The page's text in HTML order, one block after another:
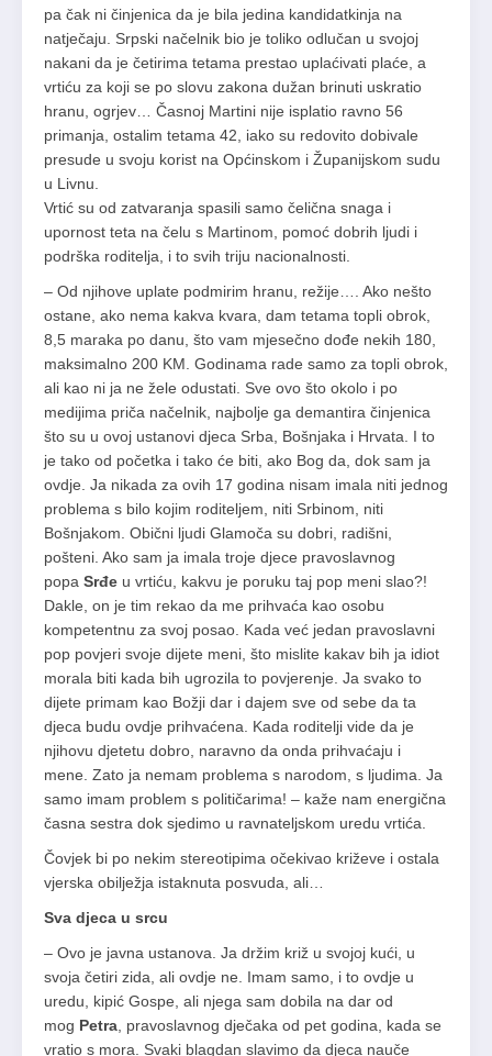
pa čak ni činjenica da je bila jedina kandidatkinja na
natječaju. Srpski načelnik bio je toliko odlučan u svojoj
nakani da je četirima tetama prestao uplaćivati plaće, a
vrtiću za koji se po slovu zakona dužan brinuti uskratio
hranu, ogrjev… Časnoj Martini nije isplatio ravno 56
primanja, ostalim tetama 42, iako su redovito dobivale
presude u svoju korist na Općinskom i Županijskom sudu
u Livnu.
Vrtić su od zatvaranja spasili samo čelična snaga i
upornost teta na čelu s Martinom, pomoć dobrih ljudi i
podrška roditelja, i to svih triju nacionalnosti.
– Od njihove uplate podmirim hranu, režije…. Ako nešto
ostane, ako nema kakva kvara, dam tetama topli obrok,
8,5 maraka po danu, što vam mjesečno dođe nekih 180,
maksimalno 200 KM. Godinama rade samo za topli obrok,
ali kao ni ja ne žele odustati. Sve ovo što okolo i po
medijima priča načelnik, najbolje ga demantira činjenica
što su u ovoj ustanovi djeca Srba, Bošnjaka i Hrvata. I to
je tako od početka i tako će biti, ako Bog da, dok sam ja
ovdje. Ja nikada za ovih 17 godina nisam imala niti jednog
problema s bilo kojim roditeljem, niti Srbinom, niti
Bošnjakom. Obični ljudi Glamoča su dobri, radišni,
pošteni. Ako sam ja imala troje djece pravoslavnog
popa Srđe u vrtiću, kakvu je poruku taj pop meni slao?!
Dakle, on je tim rekao da me prihvaća kao osobu
kompetentnu za svoj posao. Kada već jedan pravoslavni
pop povjeri svoje dijete meni, što mislite kakav bih ja idiot
morala biti kada bih ugrozila to povjerenje. Ja svako to
dijete primam kao Božji dar i dajem sve od sebe da ta
djeca budu ovdje prihvaćena. Kada roditelji vide da je
njihovu djetetu dobro, naravno da onda prihvaćaju i
mene. Zato ja nemam problema s narodom, s ljudima. Ja
samo imam problem s političarima! – kaže nam energična
časna sestra dok sjedimo u ravnateljskom uredu vrtića.
Čovjek bi po nekim stereotipima očekivao križeve i ostala
vjerska obilježja istaknuta posvuda, ali…
Sva djeca u srcu
– Ovo je javna ustanova. Ja držim križ u svojoj kući, u
svoja četiri zida, ali ovdje ne. Imam samo, i to ovdje u
uredu, kipić Gospe, ali njega sam dobila na dar od
mog Petra , pravoslavnog dječaka od pet godina, kada se
vratio s mora. Svaki blagdan slavimo da djeca nauče